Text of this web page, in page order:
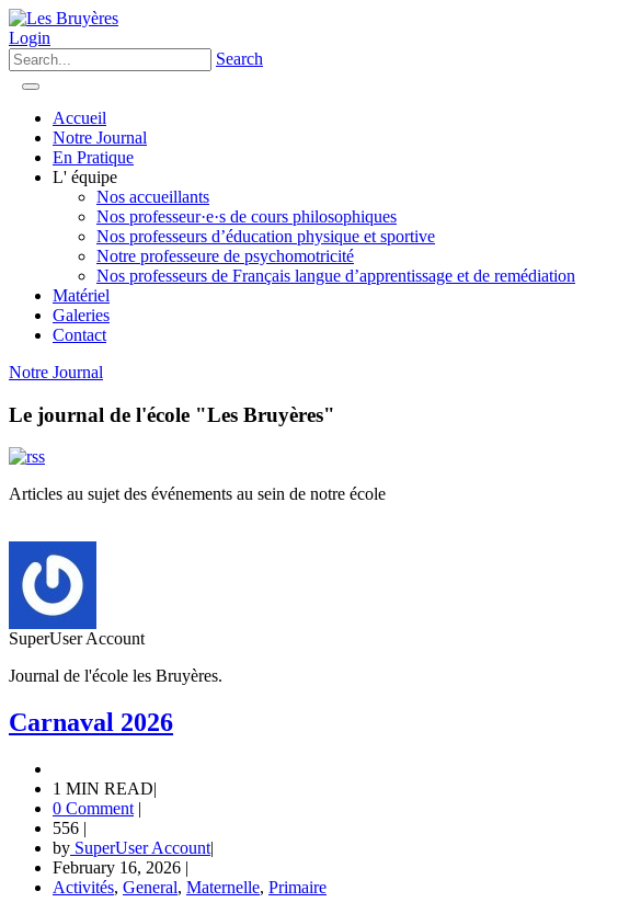
Login
Search
Accueil
Notre Journal
En Pratique
L' équipe
Nos accueillants
Nos professeur·e·s de cours philosophiques
Nos professeurs d’éducation physique et sportive
Notre professeure de psychomotricité
Nos professeurs de Français langue d’apprentissage et de remédiation
Matériel
Galeries
Contact
Notre Journal
Le journal de l'école "Les Bruyères"
Articles au sujet des événements au sein de notre école
SuperUser Account
Journal de l'école les Bruyères.
Carnaval 2026
1 MIN READ|
0 Comment |
556 |
by SuperUser Account|
February 16, 2026 |
Activités, General, Maternelle, Primaire